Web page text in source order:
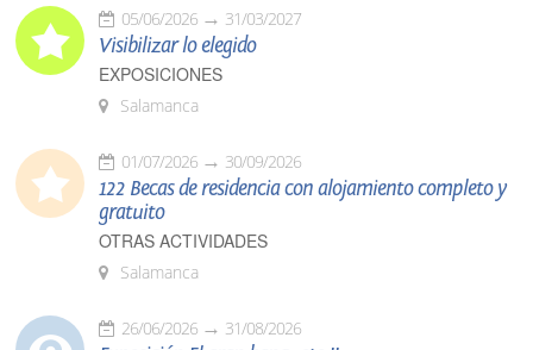
05/06/2026 31/03/2027
Visibilizar lo elegido
EXPOSICIONES
Salamanca
01/07/2026 30/09/2026
122 Becas de residencia con alojamiento completo y
gratuito
OTRAS ACTIVIDADES
Salamanca
26/06/2026 31/08/2026